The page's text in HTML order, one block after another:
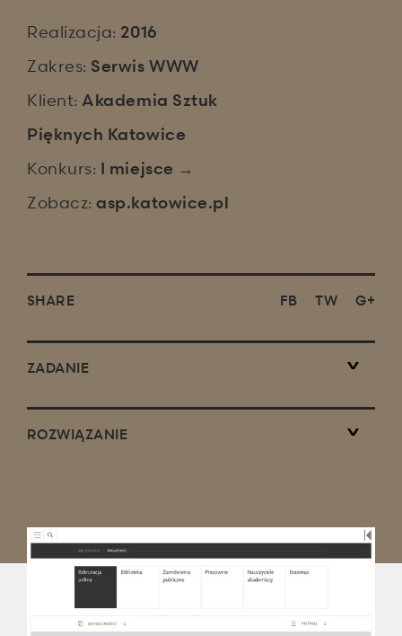
Realizacja: 2016
Zakres: Serwis WWW
Klient: Akademia Sztuk
Pięknych Katowice
Konkurs: I miejsce →
Zobacz:asp.katowice.pl
SHARE FB TW G+
ZADANIE
ROZWIĄZANIE